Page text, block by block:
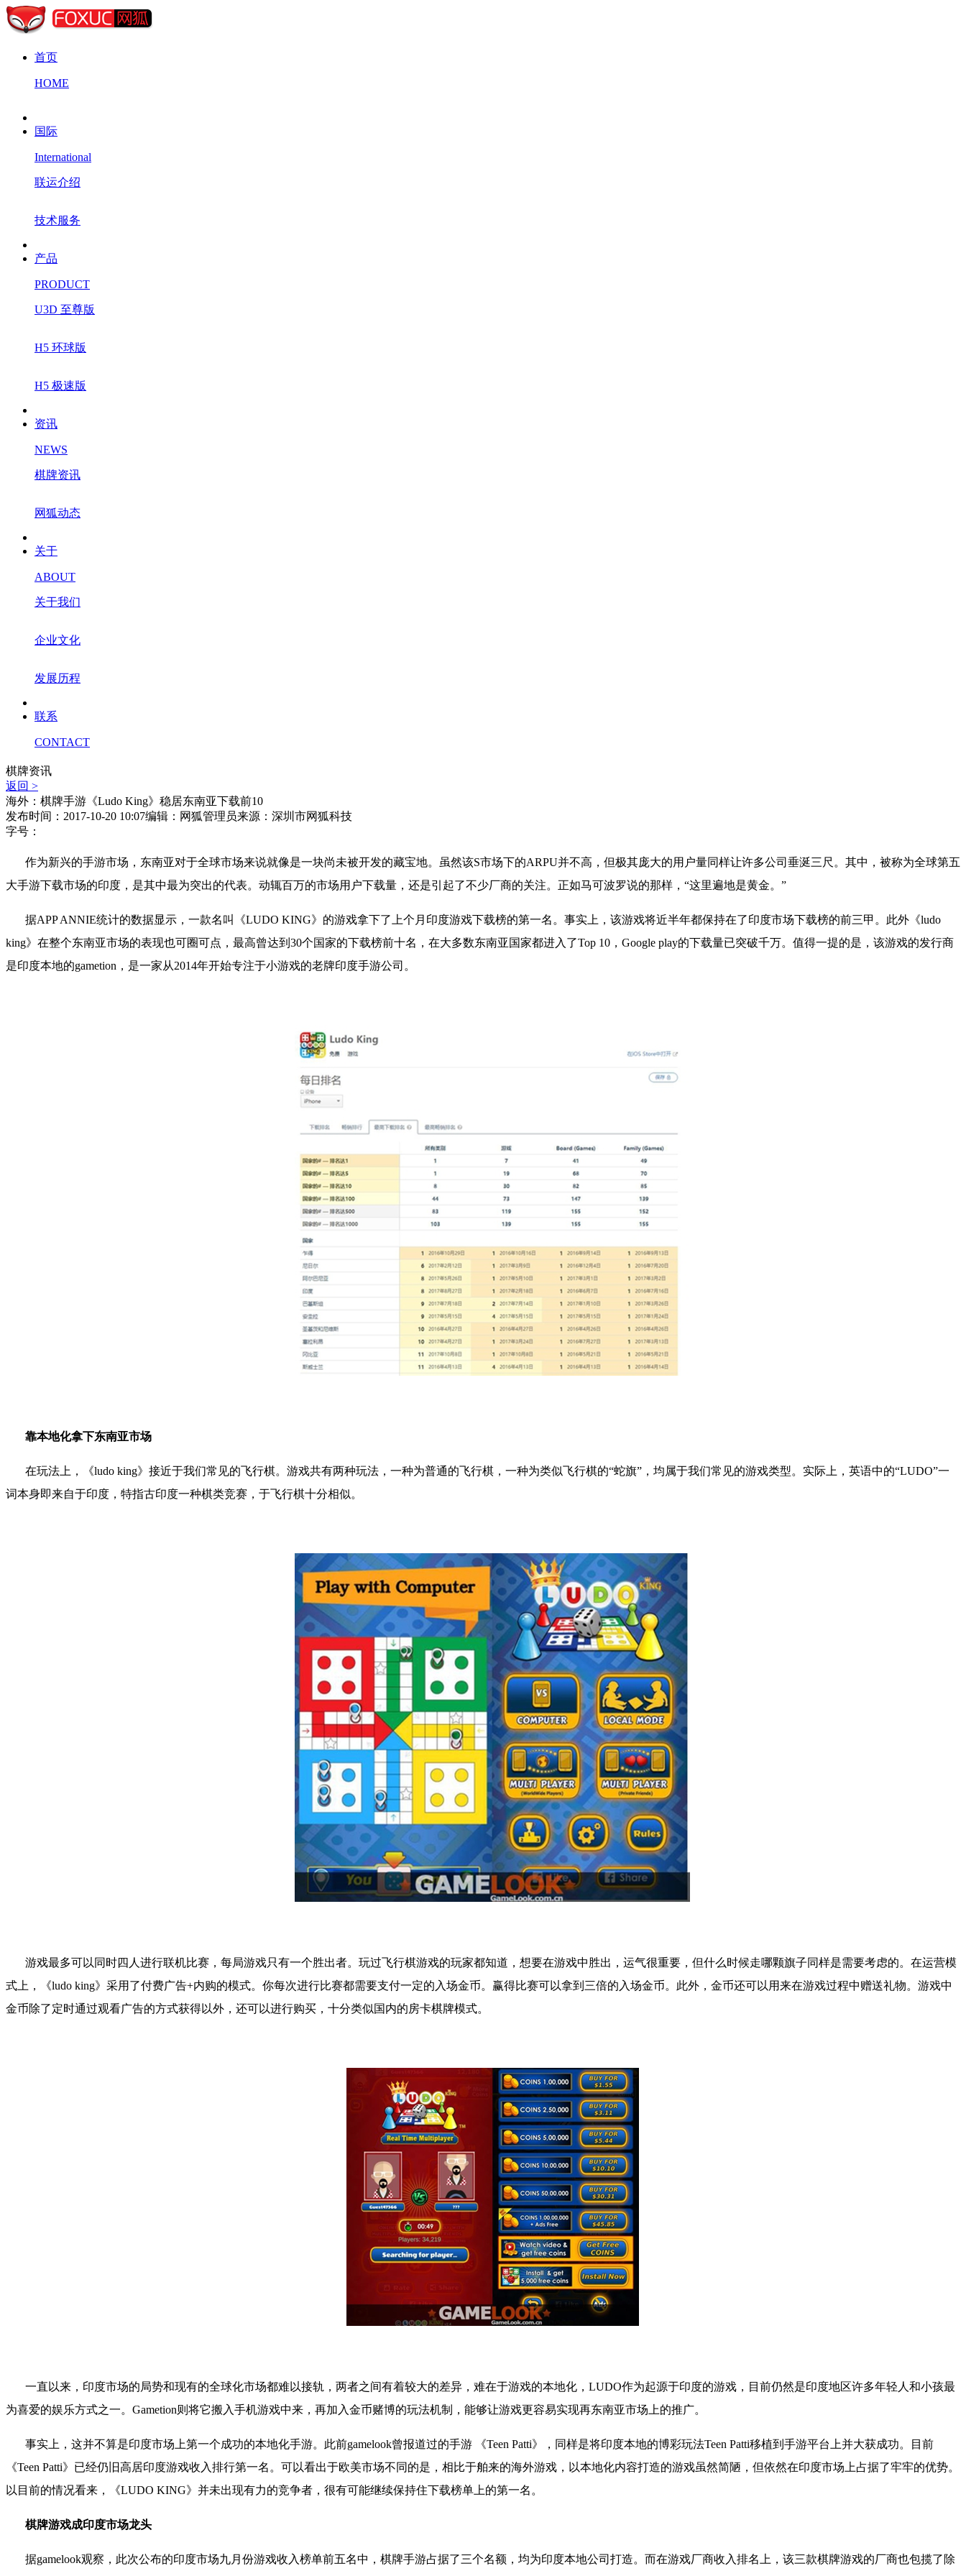
首页
HOME
国际
International
联运介绍
技术服务
产品
PRODUCT
U3D 至尊版
H5 环球版
H5 极速版
资讯
NEWS
棋牌资讯
网狐动态
关于
ABOUT
关于我们
企业文化
发展历程
联系
CONTACT
棋牌资讯
返回 >
海外：棋牌手游《Ludo King》稳居东南亚下载前10
发布时间：2017-10-20 10:07编辑：网狐管理员来源：深圳市网狐科技
字号：
作为新兴的手游市场，东南亚对于全球市场来说就像是一块尚未被开发的藏宝地。虽然该S市场下的ARPU并不高，但极其庞大的用户量同样让许多公司垂涎三尺。其中，被称为全球第五
大手游下载市场的印度，是其中最为突出的代表。动辄百万的市场用户下载量，还是引起了不少厂商的关注。正如马可波罗说的那样，“这里遍地是黄金。”
据APP ANNIE统计的数据显示，一款名叫《LUDO KING》的游戏拿下了上个月印度游戏下载榜的第一名。事实上，该游戏将近半年都保持在了印度市场下载榜的前三甲。此外《ludo
king》在整个东南亚市场的表现也可圈可点，最高曾达到 30个国家的下载榜前十名，在大多数东南亚国家都进入了Top 10 ， Google play的下载量已突破千万。值得一提的是，该游戏的发行商
是印度本地的gametion ，是一家从2014年开始专注于小游戏的老牌印度手游公司。
靠本地化拿下东南亚市场
在玩法上，《ludo king》接近于我们常见的飞行棋。游戏共有两种玩法，一种为普通的飞行棋，一种为类似飞行棋的“蛇旗”，均属于我们常见的游戏类型。实际上，英语中的“LUDO”一
词本身即来自于印度，特指古印度一种棋类竞赛，于飞行棋十分相似。
游戏最多可以同时四人进行联机比赛，每局游戏只有一个胜出者。玩过飞行棋游戏的玩家都知道，想要在游戏中胜出，运气很重要，但什么时候走哪颗旗子同样是需要考虑的。在运营模
式上，《ludo king》采用了付费广告+内购的模式。你每次进行比赛都需要支付一定的入场金币。赢得比赛可以拿到三倍的入场金币。此外，金币还可以用来在游戏过程中赠送礼物。游戏中
金币除了定时通过观看广告的方式获得以外，还可以进行购买，十分类似国内的房卡棋牌模式。
一直以来，印度市场的局势和现有的全球化市场都难以接轨，两者之间有着较大的差异，难在于游戏的本地化， LUDO作为起源于印度的游戏，目前仍然是印度地区许多年轻人和小孩最
为喜爱的娱乐方式之一。 Gametion则将它搬入手机游戏中来，再加入金币赌博的玩法机制，能够让游戏更容易实现再东南亚市场上的推广。
事实上，这并不算是印度市场上第一个成功的本地化手游。此前gamelook曾报道过的手游 《Teen Patti》，同样是将印度本地的博彩玩法Teen Patti移植到手游平台上并大获成功。目前
《Teen Patti》已经仍旧高居印度游戏收入排行第一名。可以看出于欧美市场不同的是，相比于舶来的海外游戏，以本地化内容打造的游戏虽然简陋，但依然在印度市场上占据了牢牢的优势。
以目前的情况看来，《LUDO KING》并未出现有力的竞争者，很有可能继续保持住下载榜单上的第一名。
棋牌游戏成印度市场龙头
据gamelook观察，此次公布的印度市场九月份游戏收入榜单前五名中，棋牌手游占据了三个名额，均为印度本地公司打造。而在游戏厂商收入排名上，该三款棋牌游戏的厂商也包揽了除